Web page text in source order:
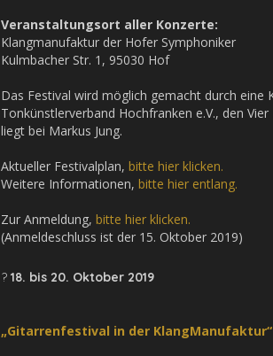
Veranstaltungsort aller Konzerte:
Klangmanufaktur der Hofer Symphoniker
Kulmbacher Str. 1, 95030 Hof
Das Festival wird möglich gemacht durch
Tonkünstlerverband Hochfranken e.V., den
liegt bei Markus Jung.
Aktueller Festivalplan, bitte hier klicken.
Weitere Informationen, bitte hier entlang.
Zur Anmeldung, bitte hier klicken.
(Anmeldeschluss ist der 15. Oktober 2019)
? 18. bis 20. Oktober 2019
„Gitarrenfestival in der KlangManufaktur“